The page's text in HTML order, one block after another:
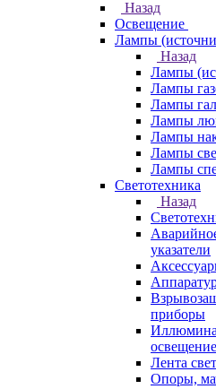
Назад
Освещение
Лампы
Назад
Лампы
Лампы
Лампы
Лампы
Лампы
Лампы
Лампы
Светотехника
Назад
указатели
приборы
освещение
Лента
Опоры,